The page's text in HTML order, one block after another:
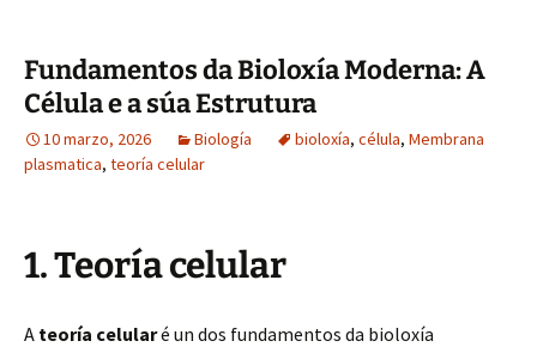
Fundamentos da Bioloxía Moderna: A
Célula e a súa Estrutura
10 marzo, 2026 Biología bioloxía, célula, Membrana
plasmatica, teoría celular
1. Teoría celular
A teoría celularé un dos fundamentos da bioloxía